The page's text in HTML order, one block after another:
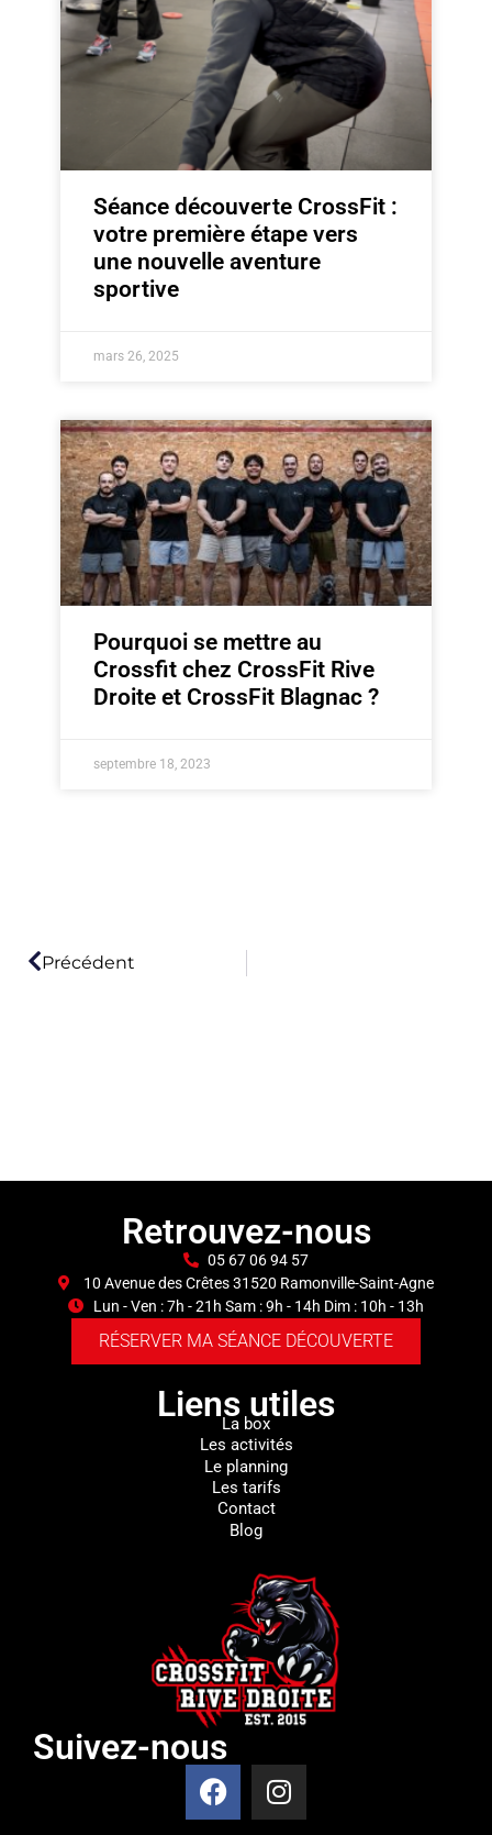
Séance découverte CrossFit :
votre première étape vers
une nouvelle aventure
sportive
mars 26, 2025
Pourquoi se mettre au
Crossfit chez CrossFit Rive
Droite et CrossFit Blagnac ?
septembre 18, 2023
Précédent
Retrouvez-nous
05 67 06 94 57
10 Avenue des Crêtes 31520 Ramonville-Saint-Agne
Lun - Ven : 7h - 21h Sam : 9h - 14h Dim : 10h - 13h
RÉSERVER MA SÉANCE DÉCOUVERTE
Liens utiles
La box
Les activités
Le planning
Les tarifs
Contact
Blog
Suivez-nous